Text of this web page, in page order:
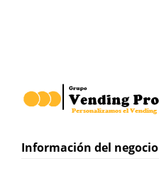
Información del negocio